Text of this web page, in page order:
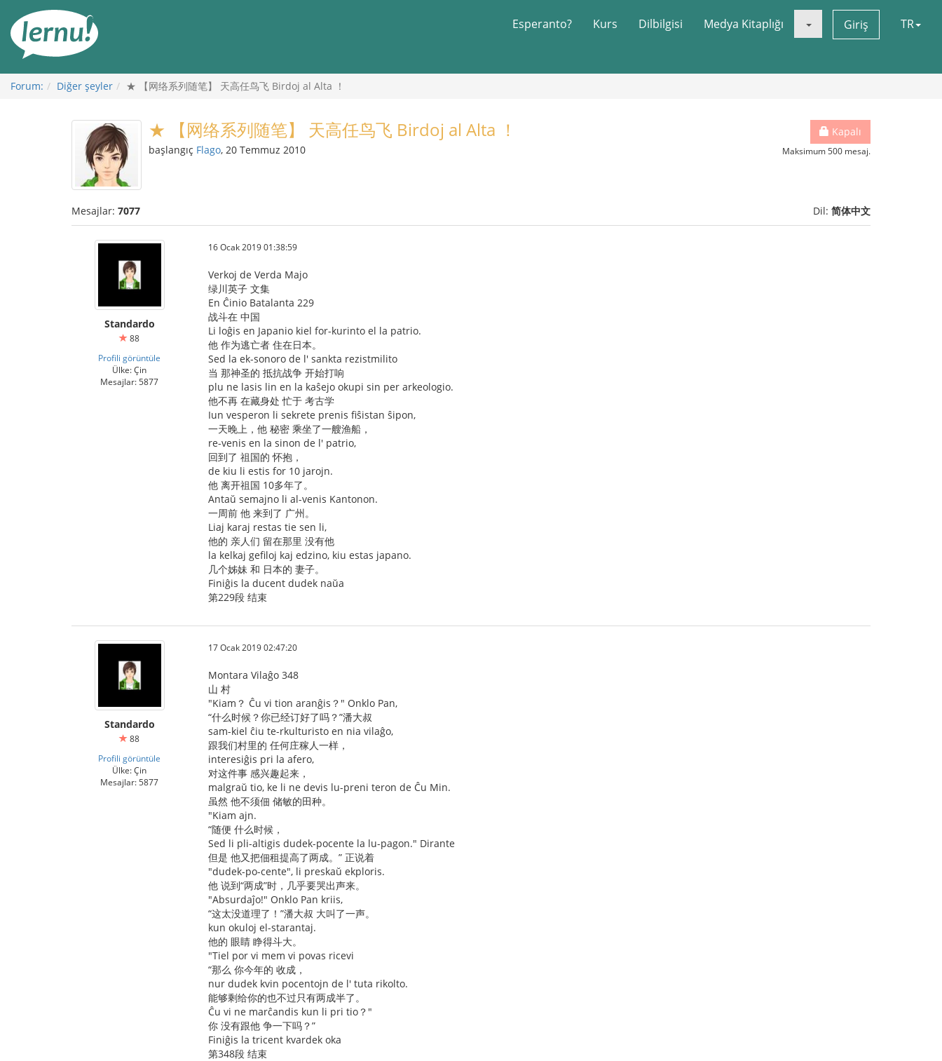
Görüntüleme
Esperanto? Kurs Dilbilgisi Medya Kitaplığı Giriş TR
Forum: Diğer şeyler ★ 【网络系列随笔】 天高任鸟飞 Birdoj al Alta ！
Kapalı
Maksimum 500 mesaj.
★ 【网络系列随笔】 天高任鸟飞 Birdoj al Alta ！
başlangıç Flago, 20 Temmuz 2010
Mesajlar: 7077 Dil: 简体中文
Standardo
88
Profili görüntüle
Ülke: Çin
Mesajlar: 5877
16 Ocak 2019 01:38:59
Verkoj de Verda Majo
绿川英子 文集
En Ĉinio Batalanta 229
战斗在 中国
Li loĝis en Japanio kiel for-kurinto el la patrio.
他 作为逃亡者 住在日本。
Sed la ek-sonoro de l' sankta rezistmilito
当 那神圣的 抵抗战争 开始打响
plu ne lasis lin en la kaŝejo okupi sin per arkeologio.
他不再 在藏身处 忙于 考古学
Iun vesperon li sekrete prenis fiŝistan ŝipon,
一天晚上，他 秘密 乘坐了一艘渔船，
re-venis en la sinon de l' patrio,
回到了 祖国的 怀抱，
de kiu li estis for 10 jarojn.
他 离开祖国 10多年了。
Antaŭ semajno li al-venis Kantonon.
一周前 他 来到了 广州。
Liaj karaj restas tie sen li,
他的 亲人们 留在那里 没有他
la kelkaj gefiloj kaj edzino, kiu estas japano.
几个姊妹 和 日本的 妻子。
Finiĝis la ducent dudek naŭa
第229段 结束
Standardo
88
Profili görüntüle
Ülke: Çin
Mesajlar: 5877
17 Ocak 2019 02:47:20
Montara Vilaĝo 348
山 村
"Kiam？ Ĉu vi tion aranĝis？" Onklo Pan,
“什么时候？你已经订好了吗？”潘大叔
sam-kiel ĉiu te-rkulturisto en nia vilaĝo,
跟我们村里的 任何庄稼人一样，
interesiĝis pri la afero,
对这件事 感兴趣起来，
malgraŭ tio, ke li ne devis lu-preni teron de Ĉu Min.
虽然 他不须佃 储敏的田种。
"Kiam ajn.
“随便 什么时候，
Sed li pli-altigis dudek-pocente la lu-pagon." Dirante
但是 他又把佃租提高了两成。” 正说着
"dudek-po-cente", li preskaŭ ekploris.
他 说到“两成”时，几乎要哭出声来。
"Absurdaĵo!" Onklo Pan kriis,
“这太没道理了！”潘大叔 大叫了一声。
kun okuloj el-starantaj.
他的 眼睛 睁得斗大。
"Tiel por vi mem vi povas ricevi
“那么 你今年的 收成，
nur dudek kvin pocentojn de l' tuta rikolto.
能够剩给你的也不过只有两成半了。
Ĉu vi ne marĉandis kun li pri tio？"
你 没有跟他 争一下吗？”
Finiĝis la tricent kvardek oka
第348段 结束